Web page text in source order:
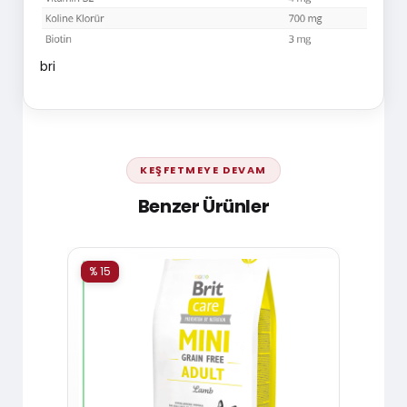
bri
KEŞFETMEYE DEVAM
Benzer Ürünler
% 15